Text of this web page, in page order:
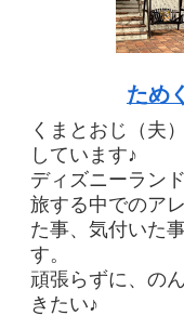
ため
くまとおじ（夫
しています♪
ディズニーラン
旅する中でのア
た事、気付いた
す。
頑張らずに、の
きたい♪